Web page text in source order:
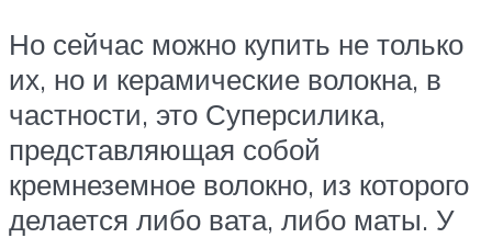
Но сейчас можно купить не только
их, но и керамические волокна, в
частности, это Суперсилика,
представляющая собой
кремнеземное волокно, из которого
делается либо вата, либо маты. У